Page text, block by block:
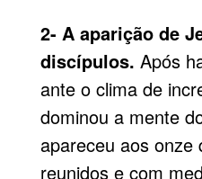
2- A aparição de
discípulos. Após
ante o clima de
dominou a mente
apareceu aos onze
reunidos e com